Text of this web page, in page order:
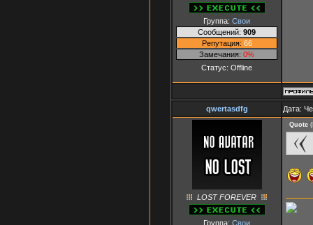
Группа: Свои
Сообщений: 909
Репутация: 66
Замечания: 0%
Статус: Offline
qwertasdfg Дата:
LOST FOREVER
Группа: Свои
Quote (